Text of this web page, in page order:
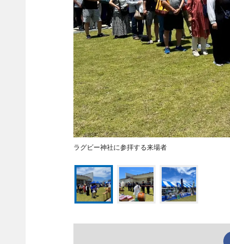
ラグビー神社に参拝する来場者